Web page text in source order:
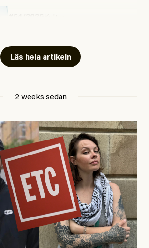
Läs hela artikeln
2 weeks sedan